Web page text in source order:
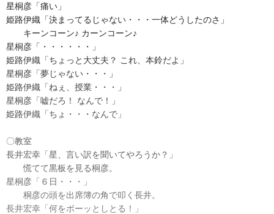
星桐彦「痛い」
姫路伊織「決まってるじゃない・・・一体どうしたのさ」
キーンコーン♪ カーンコーン♪
星桐彦「・・・・・・」
姫路伊織「ちょっと大丈夫？ これ、本鈴だよ」
星桐彦「夢じゃない・・・」
姫路伊織「ねぇ、授業・・・」
星桐彦「嘘だろ！ なんで！」
姫路伊織「ちょ・・・なんで」
〇教室
長井宏幸「星、言い訳を聞いてやろうか？」
慌てて黒板を見る桐彦。
星桐彦「６日・・・」
桐彦の頭を出席簿の角で叩く長井。
長井宏幸「何をボーッとしとる！」